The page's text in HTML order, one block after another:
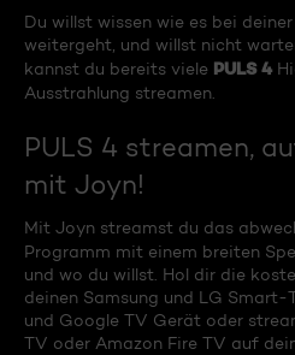
Du willst wissen wie es bei
weitergeht, und willst nicht
kannst du bereits viele PULS 4
Ausstrahlung streamen.
PULS 4 streamen,
mit Joyn!
Mit Joyn streamst du das
Programm mit einem breiten
und wo du willst. Hol dir die
deinen Samsung und LG
und Google TV Gerät oder
TV oder Amazon Fire TV auf